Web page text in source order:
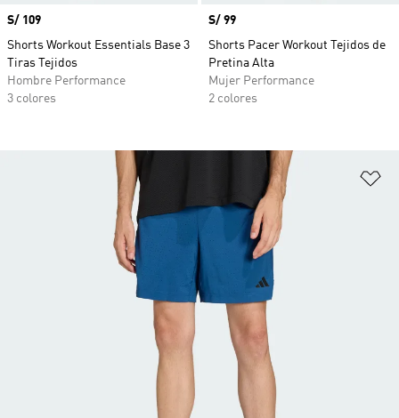
Precio
S/ 109
Shorts Workout Essentials Base 3
Tiras Tejidos
Hombre Performance
3 colores
Precio
S/ 99
Shorts Pacer Workout Tejidos de
Pretina Alta
Mujer Performance
2 colores